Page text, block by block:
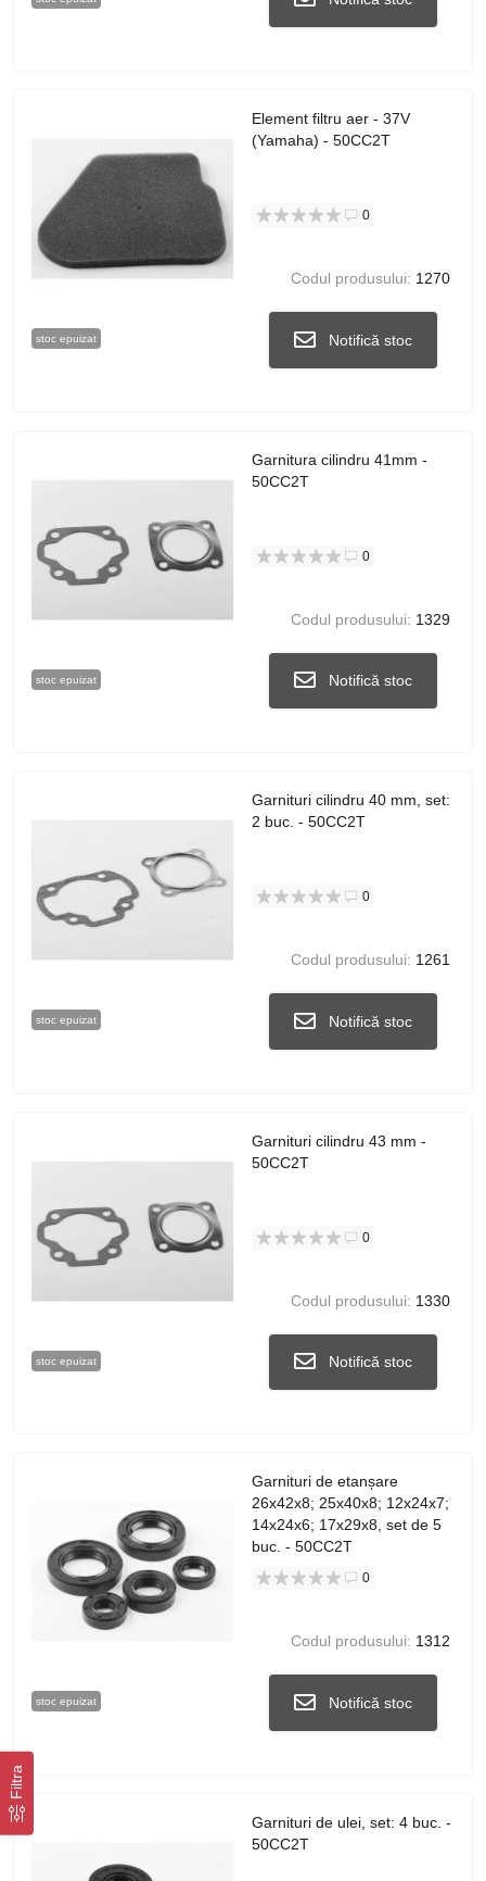
Filtra
stoc epuizat
Element filtru aer - 37V
(Yamaha) - 50CC2T
0
Codul produsului: 1270
Notifică stoc
stoc epuizat
Garnitura cilindru 41mm -
50CC2T
0
Codul produsului: 1329
Notifică stoc
stoc epuizat
Garnituri cilindru 40 mm, set:
2 buc. - 50CC2T
0
Codul produsului: 1261
Notifică stoc
stoc epuizat
Garnituri cilindru 43 mm -
50CC2T
0
Codul produsului: 1330
Notifică stoc
stoc epuizat
Garnituri de etanșare
26x42x8; 25x40x8; 12x24x7;
14x24x6; 17x29x8, set de 5
buc. - 50CC2T
0
Codul produsului: 1312
Notifică stoc
Garnituri de ulei, set: 4 buc. -
50CC2T